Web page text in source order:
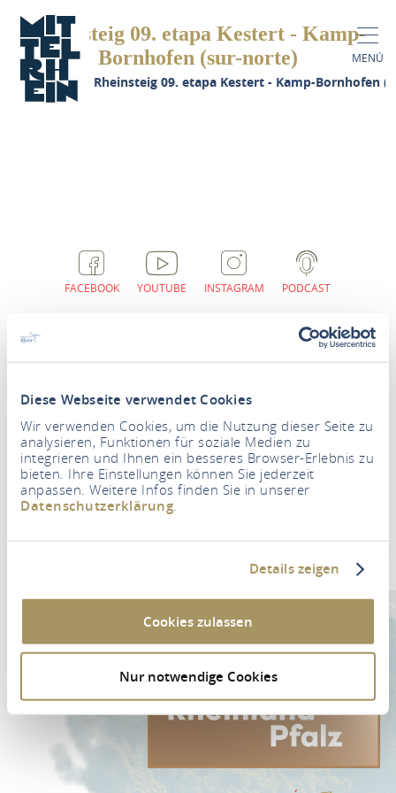
Diese Webseite verwendet Cookies
Wir verwenden Cookies, um die Nutzung dieser Seite zu
analysieren, Funktionen für soziale Medien zu
integrieren und Ihnen ein besseres Browser-Erlebnis zu
bieten. Ihre Einstellungen können Sie jederzeit
anpassen. Weitere Infos finden Sie in unserer
Datenschutzerklärung
Details zeigen
Cookies zulassen
Nur notwendige Cookies
MENÚ
Rheinsteig 09. etapa Kestert - Kamp-
Bornhofen (sur-norte)
de inicio Rheinsteig 09. etapa Kestert - Kamp-Bornhofen
FACEBOOK YOUTUBE INSTAGRAM PODCAST
Boletín de noticias
PARA SUSCRIBIRSE AL BOLETÍN DE NOTICIAS